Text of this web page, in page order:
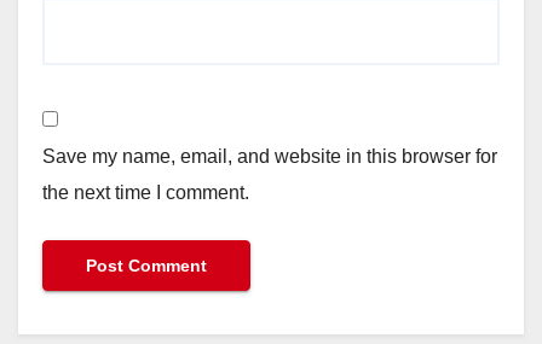
Save my name, email, and website in this browser for
the next time I comment.